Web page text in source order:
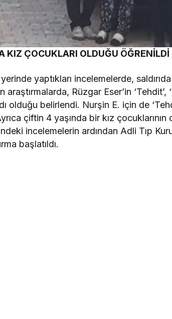
KIZ ÇOCUKLARI OLDUĞU ÖĞRENİLDİ
yaptıkları incelemelerde,
araştırmalarda, Rüzgar Eser’in ‘Tehdit’,
olduğu belirlendi. Nurşin E. için de
çiftin 4 yaşında bir kız
incelemelerin ardından Adli Tıp
başlatıldı.